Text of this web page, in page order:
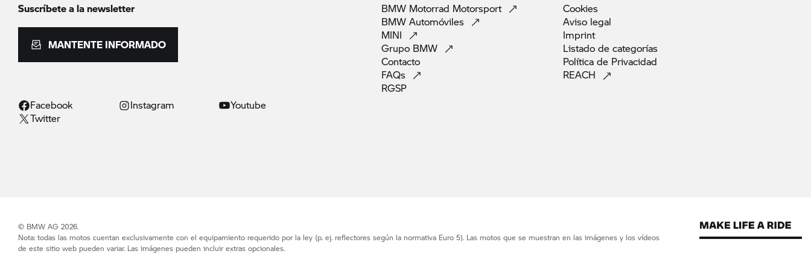
Suscríbete a la newsletter
MANTENTE INFORMADO
Facebook Instagram
Youtube
Twitter
BMW Motorrad Motorsport
BMW Automóviles
MINI
Grupo BMW
Contacto
FAQs
RGSP
Cookies
Aviso legal
Imprint
Listado de categorías
Política de Privacidad
REACH
© BMW AG 2026.
Nota: todas las motos cuentan exclusivamente con el equipamiento requerido por la ley (p. ej. reflectores según la normativa Euro 5). Las motos que se muestran en las imágenes y los vídeos
de este sitio web pueden variar. Las imágenes pueden incluir extras opcionales.